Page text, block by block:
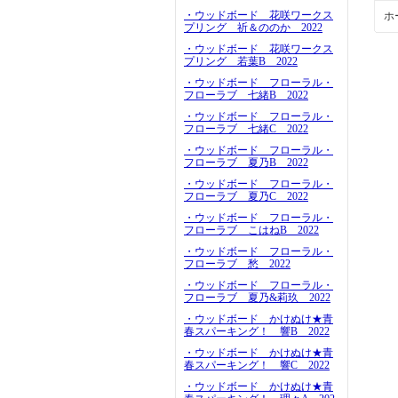
・ウッドボード 花咲ワークス
プリング 祈＆ののか 2022
・ウッドボード 花咲ワークス
プリング 若葉B 2022
・ウッドボード フローラル・
フローラブ 七緒B 2022
・ウッドボード フローラル・
フローラブ 七緒C 2022
・ウッドボード フローラル・
フローラブ 夏乃B 2022
・ウッドボード フローラル・
フローラブ 夏乃C 2022
・ウッドボード フローラル・
フローラブ こはねB 2022
・ウッドボード フローラル・
フローラブ 愁 2022
・ウッドボード フローラル・
フローラブ 夏乃&莉玖 2022
・ウッドボード かけぬけ★青
春スパーキング！ 響B 2022
・ウッドボード かけぬけ★青
春スパーキング！ 響C 2022
・ウッドボード かけぬけ★青
ホ